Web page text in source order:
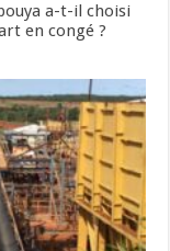
a-t-il choisi
en congé ?